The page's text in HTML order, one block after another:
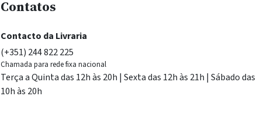
Contatos
Contacto da Livraria
(+351) 244 822 225
Chamada para rede fixa nacional
Terça a Quinta das 12h às 20h | Sexta das 12h às 21h | Sábado das
10h às 20h